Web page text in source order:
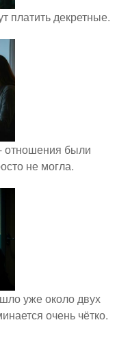
платить декретные.
отношения были
не могла.
уже около двух
очень чётко.